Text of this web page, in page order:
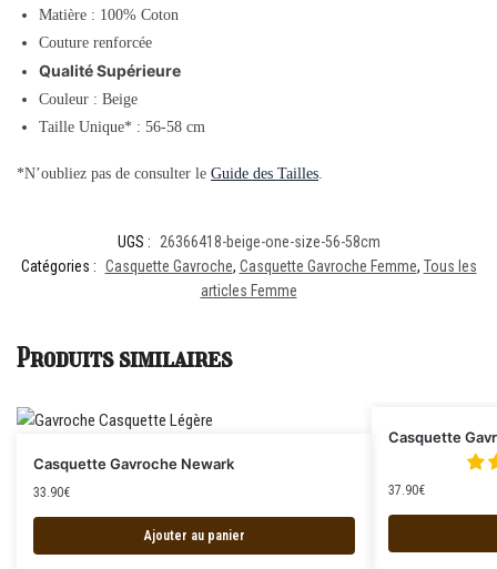
Matière : 100% Coton
Couture renforcée
Qualité Supérieure
Couleur : Beige
Taille Unique* : 56-58 cm
*N’oubliez pas de consulter le Guide des Tailles
UGS : 26366418-beige-one-size-56-58cm
Catégories : Casquette Gavroche, Casquette Gavroche Femme, Tous les
articles Femme
Produits similaires
Casquette Gavroche Newark
33.90€
Ajouter au panier
Casquette
37.90€